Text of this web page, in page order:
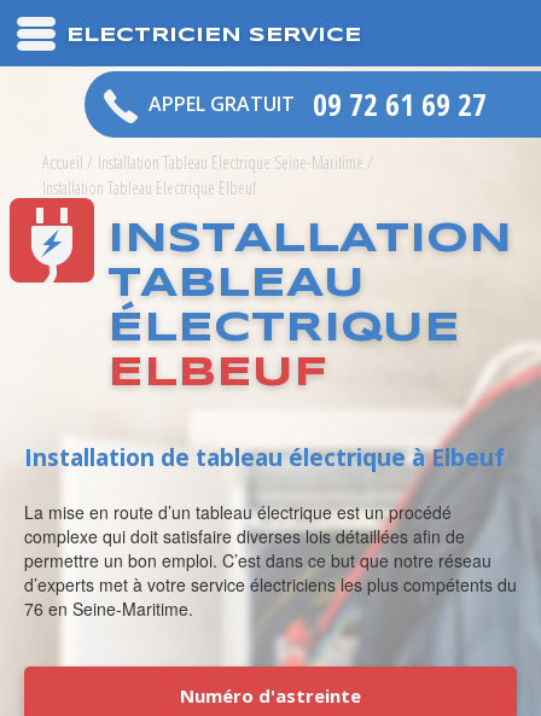
ELECTRICIEN SERVICE
APPEL GRATUIT 09 72 61 69 27
Accueil / Installation Tableau Electrique Seine-Maritime /
Installation Tableau Electrique Elbeuf
INSTALLATION
TABLEAU
ÉLECTRIQUE
ELBEUF
Installation de tableau électrique à Elbeuf
La mise en route d’un tableau électrique est un procédé
complexe qui doit satisfaire diverses lois détaillées afin de
permettre un bon emploi. C’est dans ce but que notre réseau
d’experts met à votre service électriciens les plus compétents du
76 en Seine-Maritime.
Numéro d'astreinte